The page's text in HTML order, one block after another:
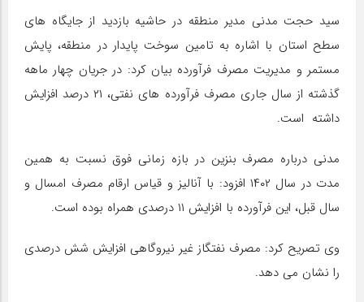
سید حجت مدنی مدیر منطقه در حاشیه بازدید از جایگاه های
سطح استان با اشاره به تامین سوخت پایدار در منطقه، پایش
مستمر و مدیریت مصرف فرآورده بیان کرد: در جریان چهار ماهه
گذشته از سال جاری مصرف فرآورده های نفتی، ۲۱ درصد افزایش
داشته است.
مدنی درباره مصرف بنزین در بازه زمانی فوق نسبت به همین
مدت در سال ۱۴۰۲ افزود: با آنالیز و قیاس ارقام مصرف امسال و
سال قبل، این فرآورده با افزایش ۱۱ درصدی همراه بوده است.
وی تصریح کرد: مصرف نفتگاز غیر نیروگاهی افزایش شش درصدی
را نشان می دهد.